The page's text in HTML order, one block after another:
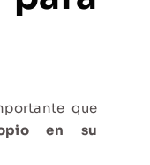
que
en su